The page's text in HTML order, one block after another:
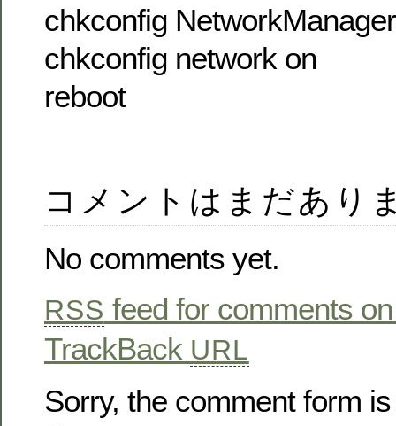
chkconfig
chkconfig network on
reboot
コメントはまだあり
No comments yet.
RSS feed for comments
TrackBack URL
Sorry, the comment form